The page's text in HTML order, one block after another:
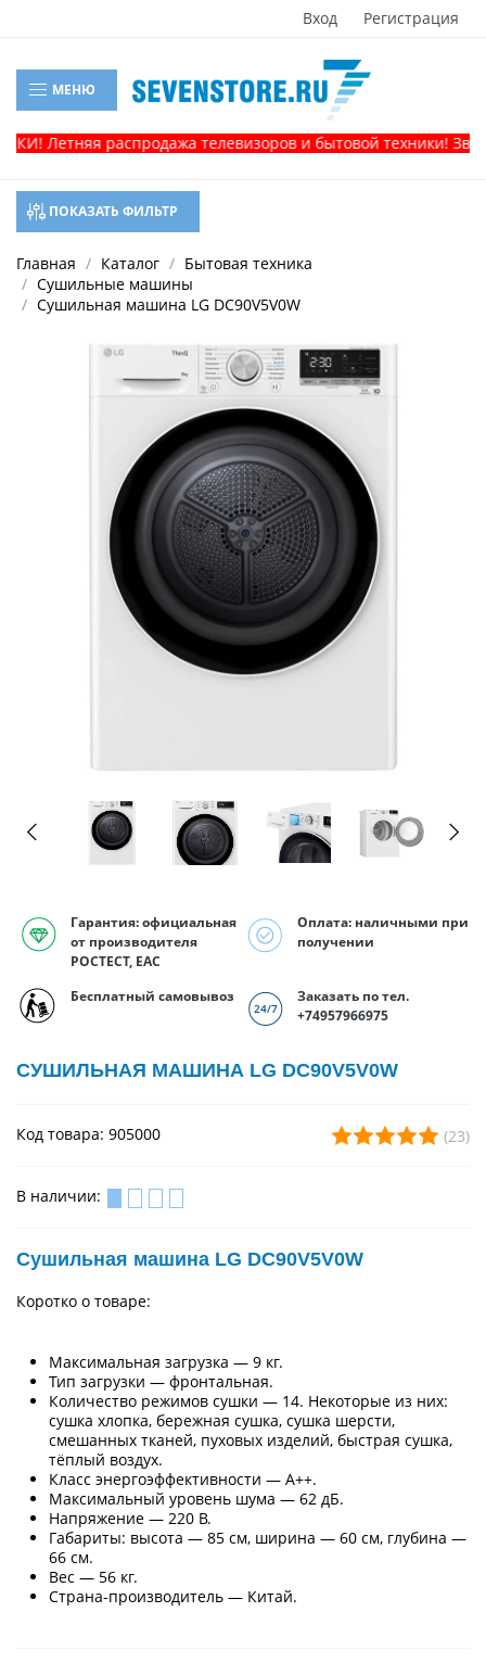
Вход Регистрация
МЕНЮ
Летняя распродажа телевизоров и бытовой техники!
ПОКАЗАТЬ ФИЛЬТР
Главная Каталог
Бытовая техника
Сушильные машины
Сушильная машина LG DC90V5V0W
Гарантия: официальная
от производителя
РОСТЕСТ, EAC
Оплата: наличными при
получении
Бесплатный самовывоз
Заказать по тел.
+74957966975
СУШИЛЬНАЯ МАШИНА LG DC90V5V0W
Код товара: 905000 (23)
В наличии:
Сушильная машина LG DC90V5V0W
Коротко о товаре:
Максимальная загрузка — 9 кг.
Тип загрузки — фронтальная.
Количество режимов сушки — 14. Некоторые из них:
сушка хлопка, бережная сушка, сушка шерсти,
смешанных тканей, пуховых изделий, быстрая сушка,
тёплый воздух.
Класс энергоэффективности — A++.
Максимальный уровень шума — 62 дБ.
Напряжение — 220 В.
Габариты: высота — 85 см, ширина — 60 см, глубина —
66 см.
Вес — 56 кг.
Страна-производитель — Китай.